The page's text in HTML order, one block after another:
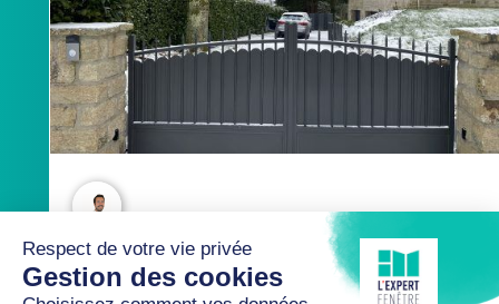
PORTAIL BATTANT